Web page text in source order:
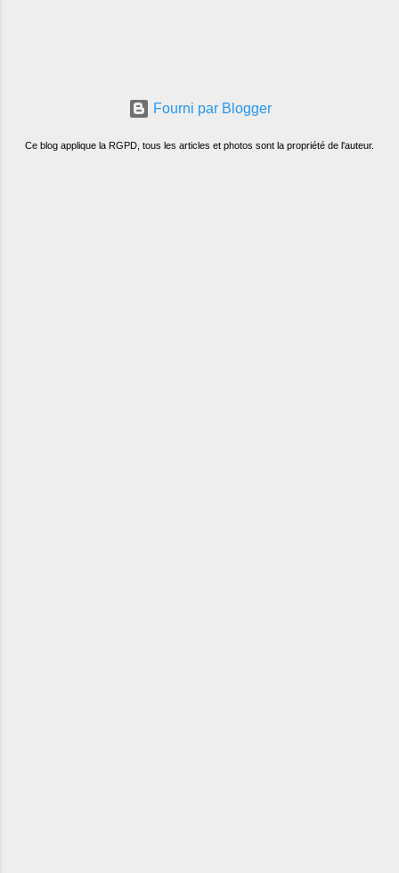
Fourni par Blogger
Ce blog applique la RGPD, tous les articles et photos sont la propriété de l'auteur.